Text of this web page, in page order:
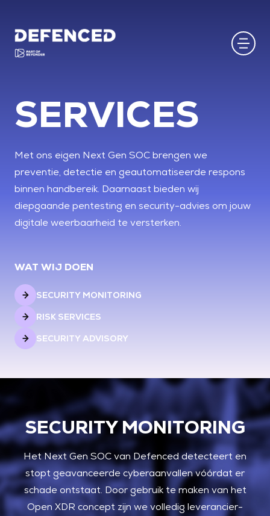
SERVICES
Met ons eigen Next Gen SOC brengen we
preventie, detectie en geautomatiseerde respons
binnen handbereik. Daarnaast bieden wij
diepgaande pentesting en security-advies om jouw
digitale weerbaarheid te versterken.
WAT WIJ DOEN
SECURITY MONITORING
RISK SERVICES
SECURITY ADVISORY
SECURITY MONITORING
Het Next Gen SOC van Defenced detecteert en
stopt geavanceerde cyberaanvallen vóórdat er
schade ontstaat. Door gebruik te maken van het
Open XDR concept zijn we volledig leverancier-